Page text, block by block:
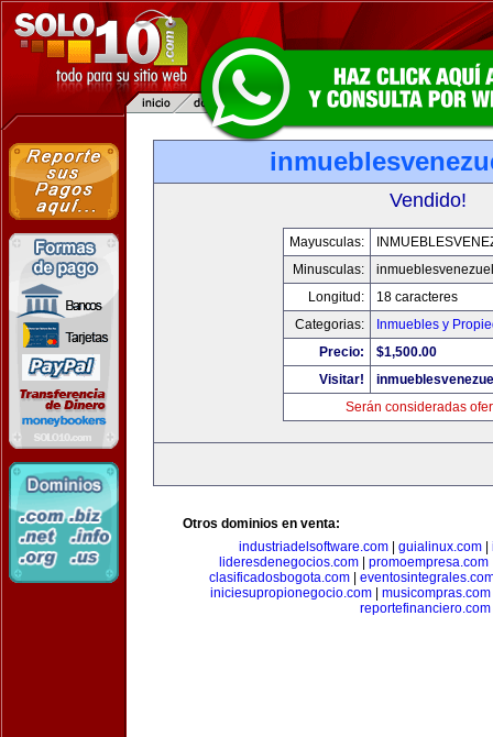
Vendido!
Mayusculas:
Minusculas:
Longitud:
18 caracteres
Categorias:
Inmuebles y
Precio:
$1,500.00
Visitar!
Serán consideradas
Otros dominios en venta:
industriadelsoftware.com| guialinux.com|
lideresdenegocios.com
promoempresa.com
clasificadosbogota.com
iniciesupropionegocio.com
musicompras.com
reportefinanciero.com